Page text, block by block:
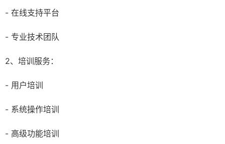
- 在线支持平台
- 专业技术团队
2、培训服务：
- 用户培训
- 系统操作培训
- 高级功能培训